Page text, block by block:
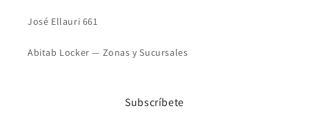
José Ellauri 661
Abitab Locker — Zonas y Sucursales
Subscríbete